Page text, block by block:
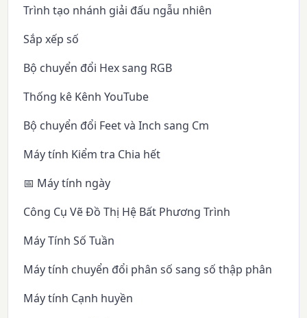
Trình tạo nhánh giải đấu ngẫu nhiên
Sắp xếp số
Bộ chuyển đổi Hex sang RGB
Thống kê Kênh YouTube
Bộ chuyển đổi Feet và Inch sang Cm
Máy tính Kiểm tra Chia hết
📅 Máy tính ngày
Công Cụ Vẽ Đồ Thị Hệ Bất Phương Trình
Máy Tính Số Tuần
Máy tính chuyển đổi phân số sang số thập phân
Máy tính Cạnh huyền